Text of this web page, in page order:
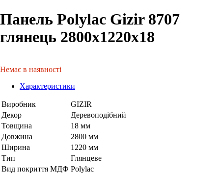
Панель Polylac Gizir 8707
глянець 2800х1220х18
Немає в наявності
Характеристики
Виробник
GIZIR
Декор
Деревоподібний
Товщина
18 мм
Довжина
2800 мм
Ширина
1220 мм
Тип
Глянцеве
Вид покриття МДФ Polylac